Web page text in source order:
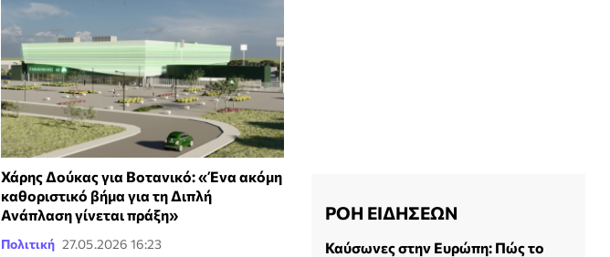
Χάρης Δούκας για Βοτανικό: «Ένα ακόμη
καθοριστικό βήμα για τη Διπλή
Ανάπλαση γίνεται πράξη»
Πολιτική 27.05.2026 16:23
ΡΟΗ ΕΙΔΗΣΕΩΝ
Καύσωνες στην Ευρώπη: Πώς το